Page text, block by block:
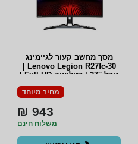
מסך מחשב קעור לגיימינג
גודל ''27 | רזולוציה Full HD |
פנאל VA | זמן תגובה 0.5ms |
תדר רענון 280Hz | מנגנון
דגם 67B6GAC1IS | שלוש
שנים אחריות
מחיר מיוחד
943 ₪
משלוח חינם